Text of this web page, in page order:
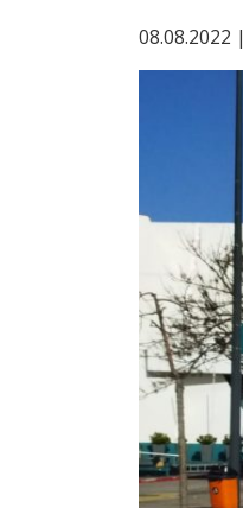
08.08.2022 |